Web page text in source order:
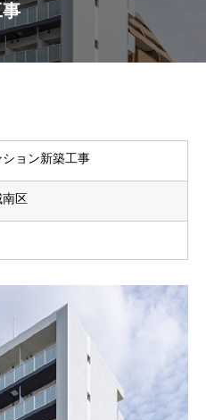
ョン新築工事
南区